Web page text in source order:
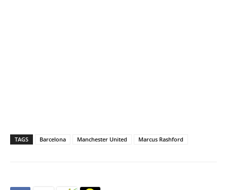
TAGS Barcelona Manchester United Marcus Rashford